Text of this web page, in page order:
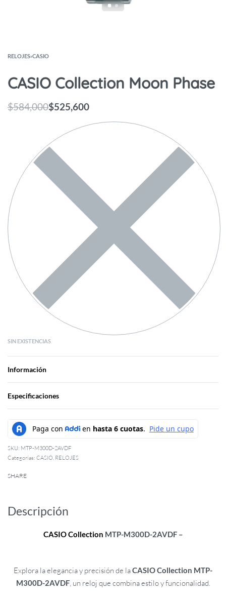
RELOJES›CASIO
CASIO Collection Moon Phase
$584,000$525,600
SIN EXISTENCIAS
Información
Especificaciones
MTP-M300D-2AVDF
Categorías: CASIO, RELOJES
SHARE
Descripción
CASIOCollection MTP-M300D-2AVDF –
Explora la elegancia y precisión de laCASIO Collection MTP-
M300D-2AVDF, un reloj que combina estilo y funcionalidad.